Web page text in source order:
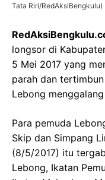
Tata Riri/RedAksiBengkulu)
longsor di
5 Mei 2017 yang
parah dan
Lebong
Para pemuda
Skip dan Simpang
(8/5/2017) itu
Lebong, Ikatan